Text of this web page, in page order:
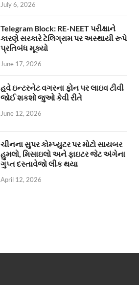
July 6, 2026
Telegram Block: RE-NEET પરીક્ષાને
કારણે સરકારે ટેલિગ્રામ પર અસ્થાયી રૂપે
પ્રતિબંધ મૂક્યો
June 17, 2026
હવે ઇન્ટરનેટ વગરના ફોન પર લાઇવ ટીવી
જોઈ શકશો જુઓ કેવી રીતે
June 12, 2026
ચીનના સુપર કોમ્પ્યુટર પર મોટો સાયબર
હુમલો, મિસાઇલો અને ફાઇટર જેટ અંગેના
ગુપ્ત દસ્તાવેજો લીક થયા
April 12, 2026